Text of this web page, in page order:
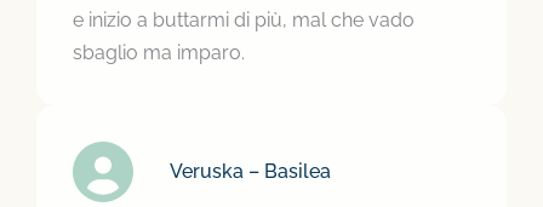
e inizio a buttarmi di più, mal che vado
sbaglio ma imparo.
Veruska – Basilea